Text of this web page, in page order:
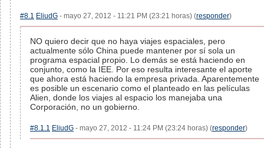
#8.1 EliudG - mayo 27, 2012 - 11:21 PM (23:21 horas) (responder)
NO quiero decir que no haya viajes espaciales, pero
actualmente sólo China puede mantener por sí sola un
programa espacial propio. Lo demás se está haciendo en
conjunto, como la IEE. Por eso resulta interesante el aporte
que ahora está haciendo la empresa privada. Aparentemente
es posible un escenario como el planteado en las películas
Alien, donde los viajes al espacio los manejaba una
Corporación, no un gobierno.
#8.1.1 EliudG - mayo 27, 2012 - 11:24 PM (23:24 horas) (responder)